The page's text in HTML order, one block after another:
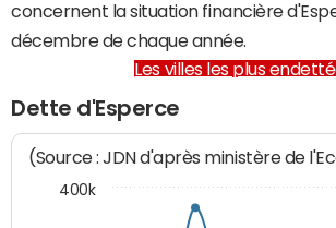
concernent la situation financière
décembre de chaque année.
Les villes les plus
Dette d'Esperce
(Source : JDN d'après ministère de
400k